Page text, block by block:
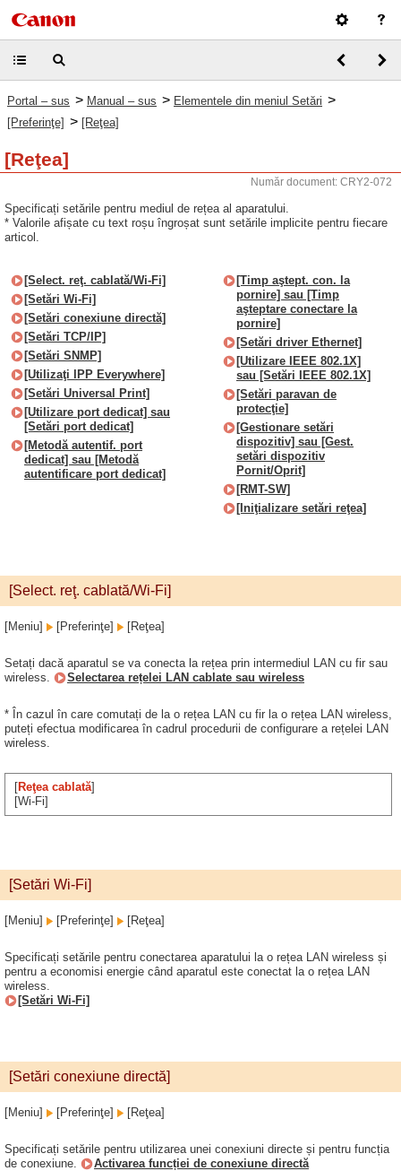
Portal – sus > Manual – sus > Elementele din meniul Setări >
[Preferinţe] > [Reţea]
[Reţea]
Număr document: CRY2-072
Specificați setările pentru mediul de rețea al aparatului.
* Valorile afișate cu text roșu îngroșat sunt setările implicite pentru fiecare
articol.
[Select. reţ. cablată/Wi-Fi]
[Setări Wi-Fi]
[Setări conexiune directă]
[Setări TCP/IP]
[Setări SNMP]
[Utilizaţi IPP Everywhere]
[Setări Universal Print]
[Utilizare port dedicat] sau
[Setări port dedicat]
[Metodă autentif. port
dedicat] sau [Metodă
autentificare port dedicat]
[Timp aştept. con. la
pornire] sau [Timp
aşteptare conectare la
pornire]
[Setări driver Ethernet]
[Utilizare IEEE 802.1X]
sau [Setări IEEE 802.1X]
[Setări paravan de
protecţie]
[Gestionare setări
dispozitiv] sau [Gest.
setări dispozitiv
Pornit/Oprit]
[RMT-SW]
[Iniţializare setări reţea]
[Select. reţ. cablată/Wi-Fi]
[Meniu] [Preferinţe] [Reţea]
Setați dacă aparatul se va conecta la rețea prin intermediul LAN cu fir sau
wireless.
Selectarea rețelei LAN cablate sau wireless
* În cazul în care comutați de la o rețea LAN cu fir la o rețea LAN wireless,
puteți efectua modificarea în cadrul procedurii de configurare a rețelei LAN
wireless.
[Reţea cablată]
[Wi-Fi]
[Setări Wi-Fi]
[Meniu] [Preferinţe] [Reţea]
Specificați setările pentru conectarea aparatului la o rețea LAN wireless și
pentru a economisi energie când aparatul este conectat la o rețea LAN
wireless.
[Setări Wi-Fi]
[Setări conexiune directă]
[Meniu] [Preferinţe] [Reţea]
Specificați setările pentru utilizarea unei conexiuni directe și pentru funcția
de conexiune.
Activarea funcției de conexiune directă